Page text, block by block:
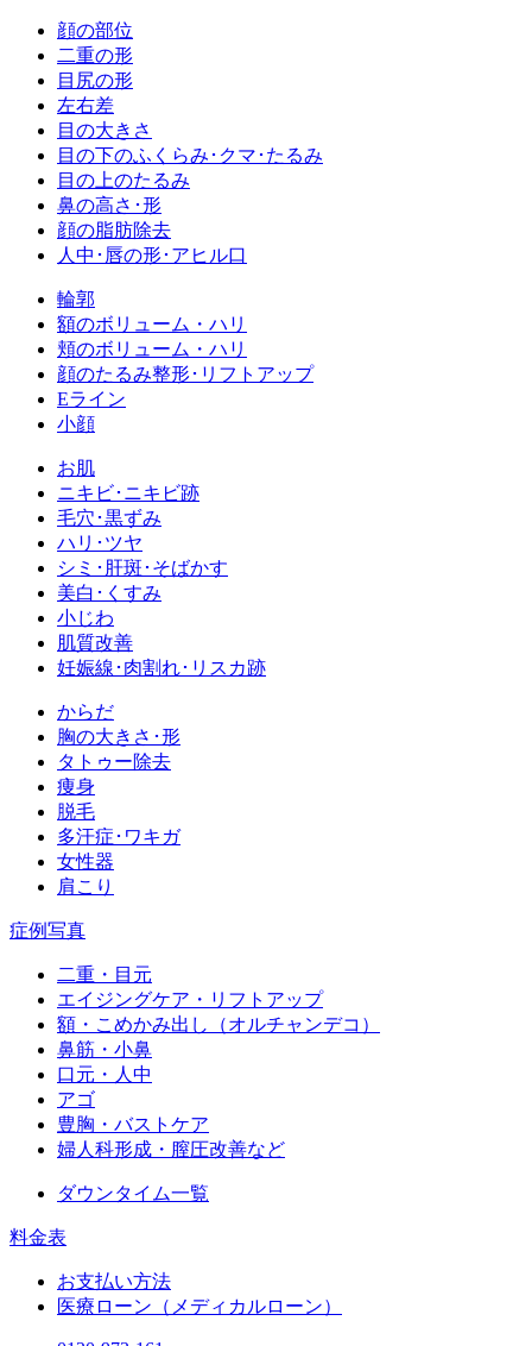
顔の部位
二重の形
目尻の形
左右差
目の大きさ
目の下のふくらみ･クマ･たるみ
目の上のたるみ
鼻の高さ･形
顔の脂肪除去
人中･唇の形･アヒル口
輪郭
額のボリューム・ハリ
頬のボリューム・ハリ
顔のたるみ整形･リフトアップ
Eライン
小顔
お肌
ニキビ･ニキビ跡
毛穴･黒ずみ
ハリ･ツヤ
シミ･肝斑･そばかす
美白･くすみ
小じわ
肌質改善
妊娠線･肉割れ･リスカ跡
からだ
胸の大きさ･形
タトゥー除去
痩身
脱毛
多汗症･ワキガ
女性器
肩こり
症例写真
二重・目元
エイジングケア・リフトアップ
額・こめかみ出し（オルチャンデコ）
鼻筋・小鼻
口元・人中
アゴ
豊胸・バストケア
婦人科形成・膣圧改善など
ダウンタイム一覧
料金表
お支払い方法
医療ローン（メディカルローン）